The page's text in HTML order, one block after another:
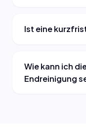
Ist eine
Wie kann ich
Endreinigung